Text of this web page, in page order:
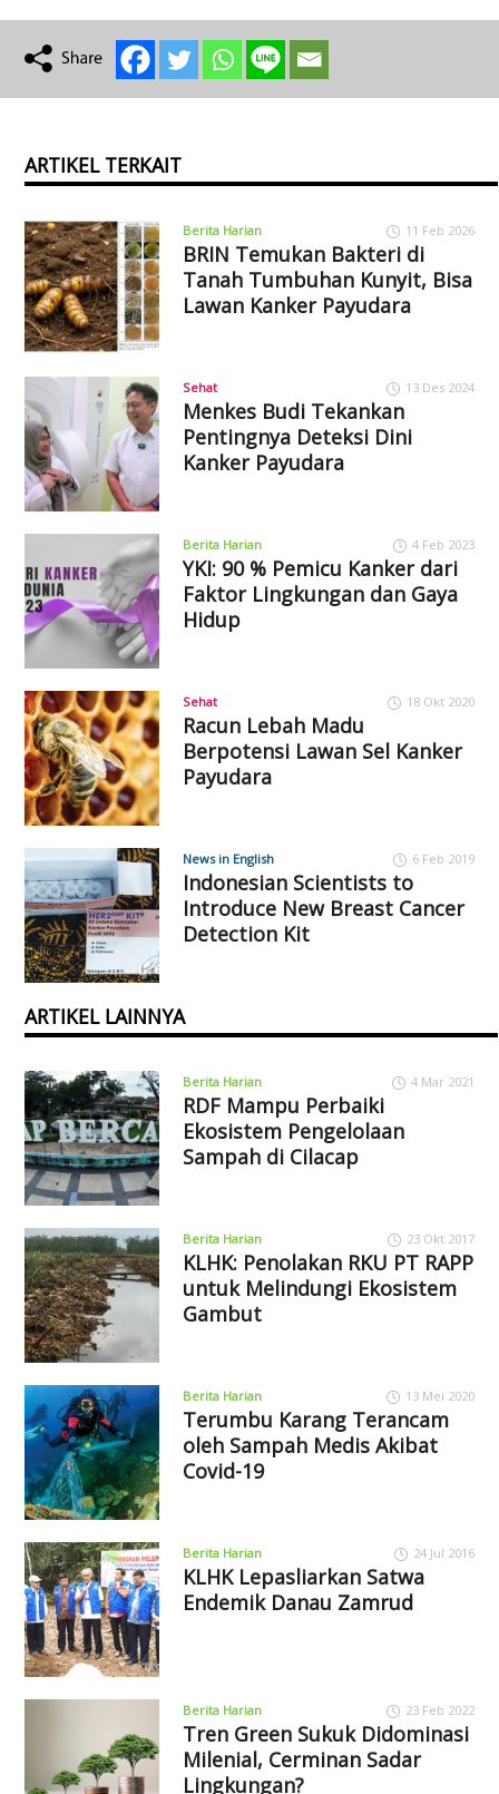
ARTIKEL TERKAIT
Berita Harian 11 Feb 2026
BRIN Temukan Bakteri di
Tanah Tumbuhan Kunyit, Bisa
Lawan Kanker Payudara
Sehat 13 Des 2024
Menkes Budi Tekankan
Pentingnya Deteksi Dini
Kanker Payudara
Berita Harian 4 Feb 2023
YKI: 90 % Pemicu Kanker dari
Faktor Lingkungan dan Gaya
Hidup
Sehat 18 Okt 2020
Racun Lebah Madu
Berpotensi Lawan Sel Kanker
Payudara
News in English 6 Feb 2019
Indonesian Scientists to
Introduce New Breast Cancer
Detection Kit
ARTIKEL LAINNYA
Berita Harian 4 Mar 2021
RDF Mampu Perbaiki
Ekosistem Pengelolaan
Sampah di Cilacap
Berita Harian 23 Okt 2017
KLHK: Penolakan RKU PT RAPP
untuk Melindungi Ekosistem
Gambut
Berita Harian 13 Mei 2020
Terumbu Karang Terancam
oleh Sampah Medis Akibat
Covid-19
Berita Harian 24 Jul 2016
KLHK Lepasliarkan Satwa
Endemik Danau Zamrud
Berita Harian 23 Feb 2022
Tren Green Sukuk Didominasi
Milenial, Cerminan Sadar
Lingkungan?